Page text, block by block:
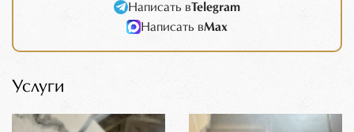
Написать вTelegram
Написать вMax
Услуги